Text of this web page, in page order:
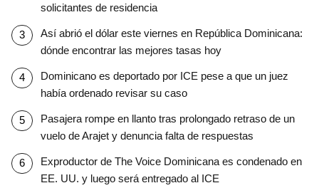
solicitantes de residencia
Así abrió el dólar este viernes en República Dominicana:
dónde encontrar las mejores tasas hoy
Dominicano es deportado por ICE pese a que un juez
había ordenado revisar su caso
Pasajera rompe en llanto tras prolongado retraso de un
vuelo de Arajet y denuncia falta de respuestas
Exproductor de The Voice Dominicana es condenado en
EE. UU. y luego será entregado al ICE